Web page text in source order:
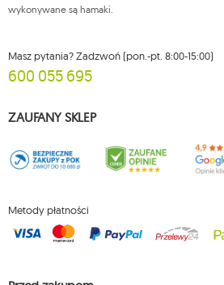
wykonywane są hamaki.
Masz pytania? Zadzwoń (pon.-pt. 8:00-15:00)
600 055 695
ZAUFANY SKLEP
Metody płatności